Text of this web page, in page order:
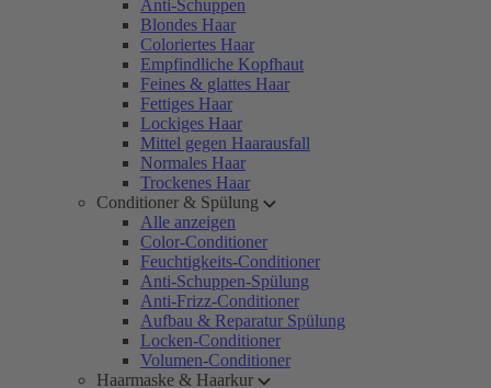
Anti-Schuppen
Blondes Haar
Coloriertes Haar
Empfindliche Kopfhaut
Feines & glattes Haar
Fettiges Haar
Lockiges Haar
Mittel gegen Haarausfall
Normales Haar
Trockenes Haar
Conditioner & Spülung
Alle anzeigen
Color-Conditioner
Feuchtigkeits-Conditioner
Anti-Schuppen-Spülung
Anti-Frizz-Conditioner
Aufbau & Reparatur Spülung
Locken-Conditioner
Volumen-Conditioner
Haarmaske & Haarkur